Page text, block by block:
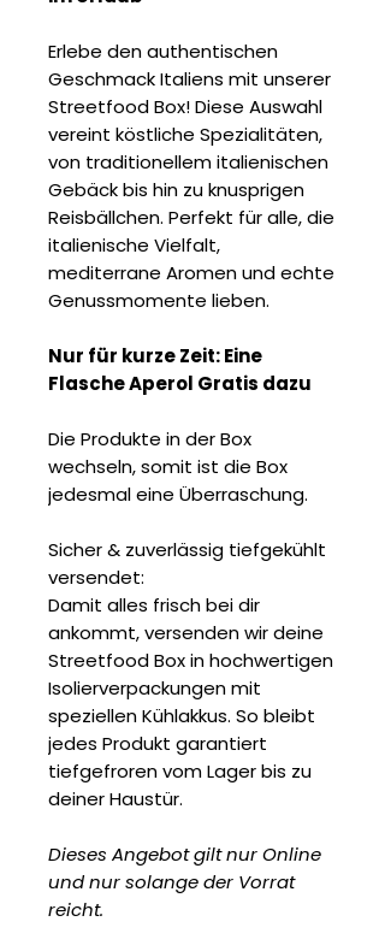
Erlebe den authentischen
Geschmack Italiens mit unserer
Streetfood Box! Diese Auswahl
vereint köstliche Spezialitäten,
von traditionellem italienischen
Gebäck bis hin zu knusprigen
Reisbällchen. Perfekt für alle, die
italienische Vielfalt,
mediterrane Aromen und echte
Genussmomente lieben.
Nur für kurze Zeit: Eine
Flasche Aperol Gratis dazu
Die Produkte in der Box
wechseln, somit ist die Box
jedesmal eine Überraschung.
Sicher & zuverlässig tiefgekühlt
versendet:
Damit alles frisch bei dir
ankommt, versenden wir deine
Streetfood Box in hochwertigen
Isolierverpackungen mit
speziellen Kühlakkus. So bleibt
jedes Produkt garantiert
tiefgefroren vom Lager bis zu
deiner Haustür.
Dieses Angebot gilt nur Online
und nur solange der Vorrat
reicht.